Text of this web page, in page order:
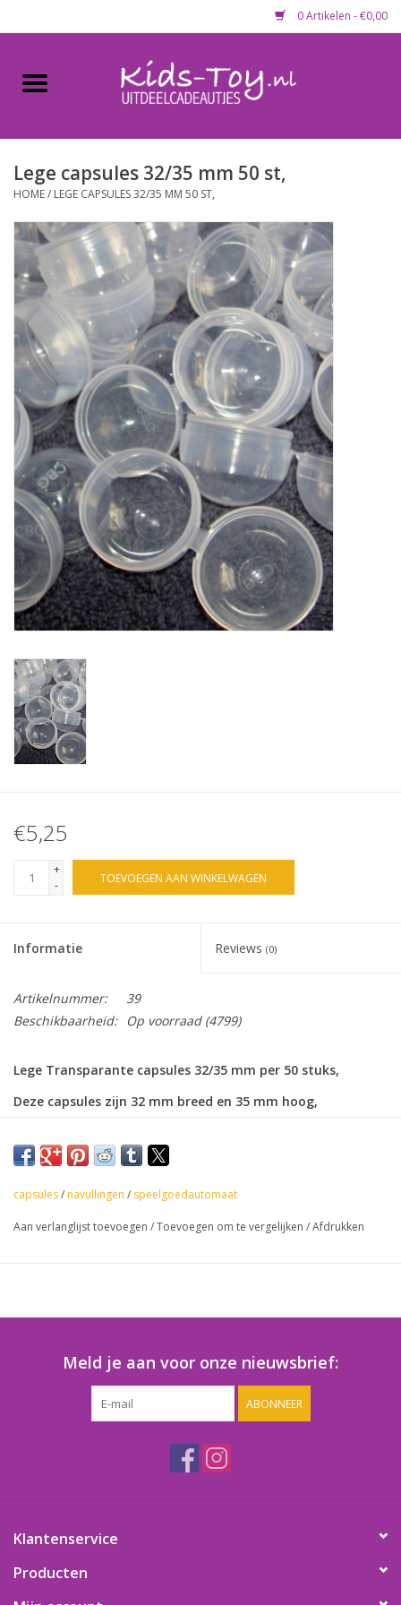
0 Artikelen - €0,00
Home
Gevulde capsules & mixen
Maandaanbieding
Koopjeshoek
Lege capsules
Speelgoedautomaten
Speelgoedpakketten
Gevulde capsules & mixen
32/35 mm
Klein speelgoed
Snoep / kauwgomballen
Lege capsules 32/35 mm 50 st,
HOME/ LEGE CAPSULES 32/35 MM 50 ST,
€5,25
+
-
TOEVOEGEN AAN WINKELWAGEN
Informatie Reviews (0)
Artikelnummer:
39
Beschikbaarheid:
Op voorraad(4799)
Lege Transparante capsules 32/35 mm per 50 stuks,
Deze capsules zijn 32 mm breed en 35 mm hoog,
Om zelf te vullen en te gebruiken als navulling in de
capsules/ navullingen / speelgoedautomaat
Aan verlanglijst toevoegen /Toevoegen om te vergelijken /Afdrukken
Meld je aan voor onze nieuwsbrief:
ABONNEER
Klantenservice
Producten